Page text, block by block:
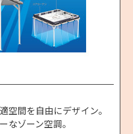
空間を自由にデザイン。
なゾーン空調。